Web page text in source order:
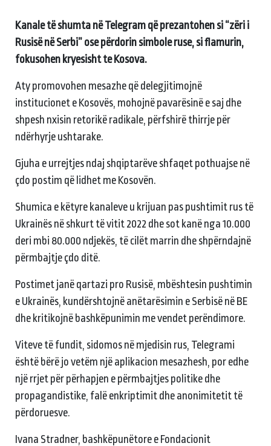
Kanale të shumta në Telegram që prezantohen si “zëri i
Rusisë në Serbi” ose përdorin simbole ruse, si flamurin,
fokusohen kryesisht te Kosova.
Aty promovohen mesazhe që delegjitimojnë
institucionet e Kosovës, mohojnë pavarësinë e saj dhe
shpesh nxisin retorikë radikale, përfshirë thirrje për
ndërhyrje ushtarake.
Gjuha e urrejtjes ndaj shqiptarëve shfaqet pothuajse në
çdo postim që lidhet me Kosovën.
Shumica e këtyre kanaleve u krijuan pas pushtimit rus të
Ukrainës në shkurt të vitit 2022 dhe sot kanë nga 10.000
deri mbi 80.000 ndjekës, të cilët marrin dhe shpërndajnë
përmbajtje çdo ditë.
Postimet janë qartazi pro Rusisë, mbështesin pushtimin
e Ukrainës, kundërshtojnë anëtarësimin e Serbisë në BE
dhe kritikojnë bashkëpunimin me vendet perëndimore.
Viteve të fundit, sidomos në mjedisin rus, Telegrami
është bërë jo vetëm një aplikacion mesazhesh, por edhe
një rrjet për përhapjen e përmbajtjes politike dhe
propagandistike, falë enkriptimit dhe anonimitetit të
përdoruesve.
Ivana Stradner, bashkëpunëtore e Fondacionit